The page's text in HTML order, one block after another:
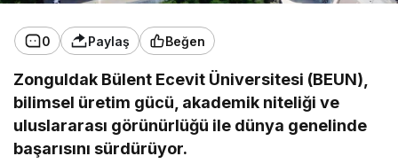
0 Paylaş Beğen
Zonguldak Bülent Ecevit Üniversitesi (BEUN),
bilimsel üretim gücü, akademik niteliği ve
uluslararası görünürlüğü ile dünya genelinde
başarısını sürdürüyor.